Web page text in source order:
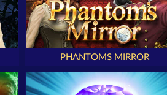
PHANTOMS MIRROR